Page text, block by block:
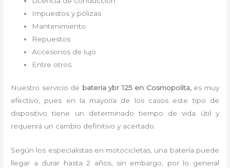
Impuestos y pólizas
Mantenimiento
Repuestos
Accesorios de lujo
Entre otros.
Nuestro servicio de bateria ybr 125en Cosmopolita, es muy
efectivo, pues en la mayoría de los casos este tipo de
dispositivo tiene un determinado tiempo de vida útil y
requerirá un cambio definitivo y acertado.
Según los especialistas en motocicletas, una batería puede
llegar a durar hasta 2 años, sin embargo, por lo general